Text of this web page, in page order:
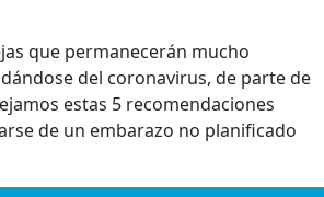
que permanecerán mucho
del coronavirus, de parte de
estas 5 recomendaciones
de un embarazo no planificado